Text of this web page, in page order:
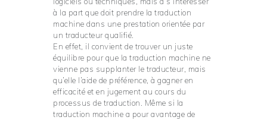
à la part que doit prendre la traduction
machine dans une prestation orientée par
un traducteur qualifié.
En effet, il convient de trouver un juste
équilibre pour que la traduction machine ne
vienne pas supplanter le traducteur, mais
qu’elle l’aide de préférence, à gagner en
efficacité et en jugement au cours du
processus de traduction. Même si la
traduction machine a pour avantage de